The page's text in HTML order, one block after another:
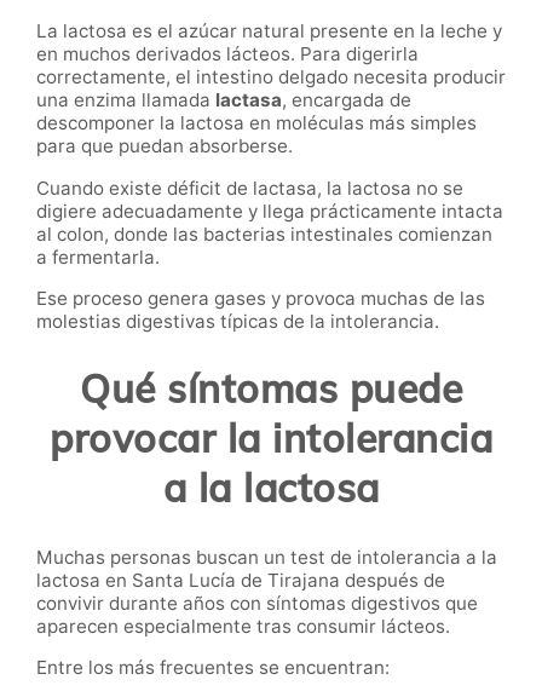
La lactosa es el azúcar natural presente en la leche y
en muchos derivados lácteos. Para digerirla
correctamente, el intestino delgado necesita producir
una enzima llamada lactasa, encargada de
descomponer la lactosa en moléculas más simples
para que puedan absorberse.
Cuando existe déficit de lactasa, la lactosa no se
digiere adecuadamente y llega prácticamente intacta
al colon, donde las bacterias intestinales comienzan
a fermentarla.
Ese proceso genera gases y provoca muchas de las
molestias digestivas típicas de la intolerancia.
Qué síntomas puede
provocar la intolerancia
a la lactosa
Muchas personas buscan un test de intolerancia a la
lactosa en Santa Lucía de Tirajana después de
convivir durante años con síntomas digestivos que
aparecen especialmente tras consumir lácteos.
Entre los más frecuentes se encuentran: